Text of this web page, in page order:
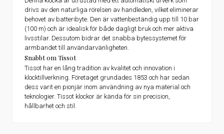
drivs av den naturliga rörelsen av handleden, vilket eliminerar
behovet av batteribyte. Den är vattenbeständig upp till 10 bar
(100 m) och är idealisk för både dagligt bruk och mer aktiva
livsstilar. Dessutom bidrar det snabba bytessystemet för
armbandet till användarvänligheten.
Snabbt om Tissot
Tissot har en lång tradition av kvalitet och innovation i
klocktillverkning. Företaget grundades 1853 och har sedan
dess varit en pionjär inom användning av nya material och
teknologier. Tissot klockor är kända för sin precision,
hållbarhet och stil.